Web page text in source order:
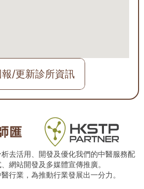
報/更新診所資訊
去活用、開發及優化我們的中醫服務配
網站開發及多媒體宣傳推廣。
行業，為推動行業發展出一分力。